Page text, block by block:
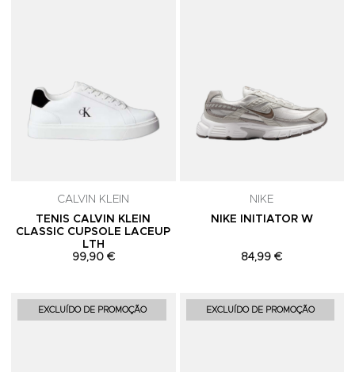
CALVIN KLEIN
TENIS CALVIN KLEIN
CLASSIC CUPSOLE LACEUP
LTH
99,90 €
NIKE
NIKE INITIATOR W
84,99 €
EXCLUÍDO DE PROMOÇÃO Adicionar aos Favoritos
EXCLUÍDO DE PROMOÇÃO